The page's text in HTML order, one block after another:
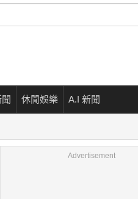
休閒娛樂 A.I 新聞
Advertisement